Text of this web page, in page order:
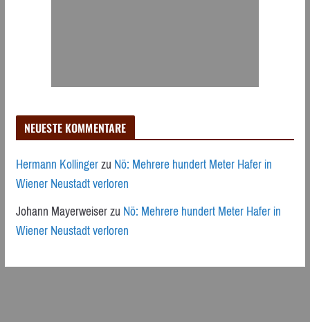
NEUESTE KOMMENTARE
Hermann KollingerzuNö: Mehrere hundert Meter Hafer in
Wiener Neustadt verloren
Johann MayerweiserzuNö: Mehrere hundert Meter Hafer in
Wiener Neustadt verloren